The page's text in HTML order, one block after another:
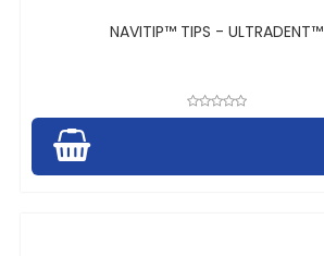
NAVITIP™ TIPS - ULTRADENT™